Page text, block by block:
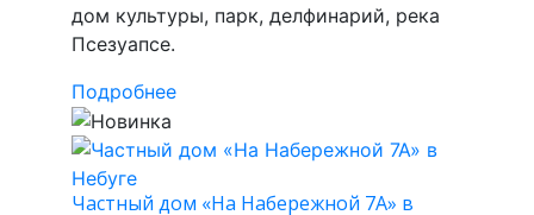
дом культуры, парк, делфинарий, река
Псезуапсе.
Подробнее
Частный дом «На Набережной 7А» в